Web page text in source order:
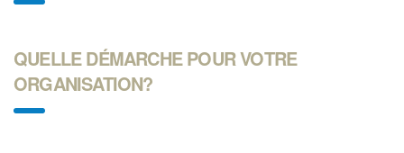
QUELLE DÉMARCHE POUR VOTRE
ORGANISATION?